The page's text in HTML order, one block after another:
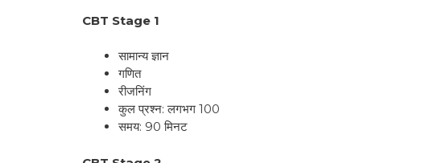
CBT Stage 1
सामान्य ज्ञान
गणित
रीजनिंग
कुल प्रश्न: लगभग 100
समय: 90 मिनट